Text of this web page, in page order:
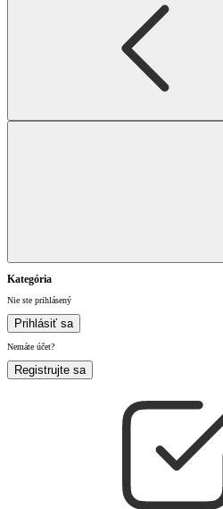
Kategória
Nie ste prihlásený
Prihlásiť sa
Nemáte účet?
Registrujte sa